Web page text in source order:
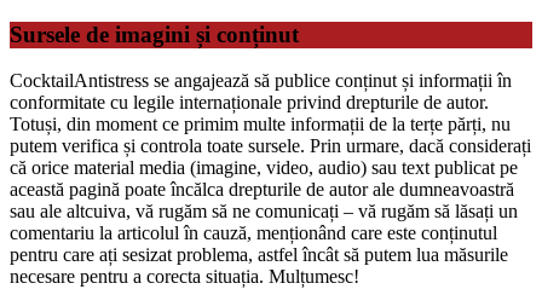
Sursele de imagini și conținut
CocktailAntistress se angajează să publice conținut și informații în
conformitate cu legile internaționale privind drepturile de autor.
Totuși, din moment ce primim multe informații de la terțe părți, nu
putem verifica și controla toate sursele. Prin urmare, dacă considerați
că orice material media (imagine, video, audio) sau text publicat pe
această pagină poate încălca drepturile de autor ale dumneavoastră
sau ale altcuiva, vă rugăm să ne comunicați – vă rugăm să lăsați un
comentariu la articolul în cauză, menționând care este conținutul
pentru care ați sesizat problema, astfel încât să putem lua măsurile
necesare pentru a corecta situația. Mulțumesc!